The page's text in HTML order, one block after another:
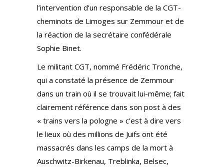
l’intervention d’un responsable de la CGT-
cheminots de Limoges sur Zemmour et de
la réaction de la secrétaire confédérale
Sophie Binet.
Le militant CGT, nommé Frédéric Tronche,
qui a constaté la présence de Zemmour
dans un train où il se trouvait lui-même; fait
clairement référence dans son post à des
« trains vers la pologne » c’est à dire vers
le lieux où des millions de Juifs ont été
massacrés dans les camps de la mort à
Auschwitz-Birkenau, Treblinka, Belsec,